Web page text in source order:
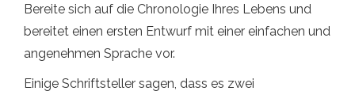
Bereite sich auf die Chronologie Ihres Lebens und
bereitet einen ersten Entwurf mit einer einfachen und
angenehmen Sprache vor.
Einige Schriftsteller sagen, dass es zwei